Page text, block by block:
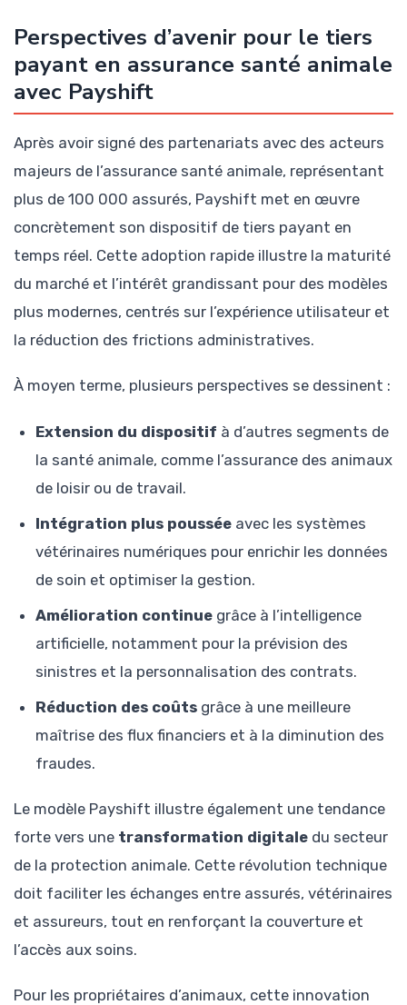
Perspectives d’avenir pour le tiers
payant en assurance santé animale
avec Payshift
Après avoir signé des partenariats avec des acteurs
majeurs de l’assurance santé animale, représentant
plus de 100 000 assurés, Payshift met en œuvre
concrètement son dispositif de tiers payant en
temps réel. Cette adoption rapide illustre la maturité
du marché et l’intérêt grandissant pour des modèles
plus modernes, centrés sur l’expérience utilisateur et
la réduction des frictions administratives.
À moyen terme, plusieurs perspectives se dessinent :
Extension du dispositif à d’autres segments de
la santé animale, comme l’assurance des animaux
de loisir ou de travail.
Intégration plus poussée avec les systèmes
vétérinaires numériques pour enrichir les données
de soin et optimiser la gestion.
Amélioration continue grâce à l’intelligence
artificielle, notamment pour la prévision des
sinistres et la personnalisation des contrats.
Réduction des coûts grâce à une meilleure
maîtrise des flux financiers et à la diminution des
fraudes.
Le modèle Payshift illustre également une tendance
forte vers une transformation digitale du secteur
de la protection animale. Cette révolution technique
doit faciliter les échanges entre assurés, vétérinaires
et assureurs, tout en renforçant la couverture et
l’accès aux soins.
Pour les propriétaires d’animaux, cette innovation